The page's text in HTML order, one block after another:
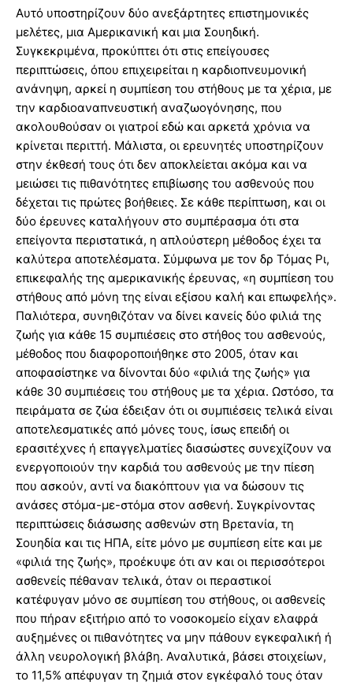
Αυτό υποστηρίζουν δύο ανεξάρτητες επιστημονικές
μελέτες, μια Αμερικανική και μια Σουηδική.
Συγκεκριμένα, προκύπτει ότι στις επείγουσες
περιπτώσεις, όπου επιχειρείται η καρδιοπνευμονική
ανάνηψη, αρκεί η συμπίεση του στήθους με τα χέρια, με
την καρδιοαναπνευστική αναζωογόνησης, που
ακολουθούσαν οι γιατροί εδώ και αρκετά χρόνια να
κρίνεται περιττή. Μάλιστα, οι ερευνητές υποστηρίζουν
στην έκθεσή τους ότι δεν αποκλείεται ακόμα και να
μειώσει τις πιθανότητες επιβίωσης του ασθενούς που
δέχεται τις πρώτες βοήθειες. Σε κάθε περίπτωση, και οι
δύο έρευνες καταλήγουν στο συμπέρασμα ότι στα
επείγοντα περιστατικά, η απλούστερη μέθοδος έχει τα
καλύτερα αποτελέσματα. Σύμφωνα με τον δρ Τόμας Ρι,
επικεφαλής της αμερικανικής έρευνας, «η συμπίεση του
στήθους από μόνη της είναι εξίσου καλή και επωφελής».
Παλιότερα, συνηθιζόταν να δίνει κανείς δύο φιλιά της
ζωής για κάθε 15 συμπιέσεις στο στήθος του ασθενούς,
μέθοδος που διαφοροποιήθηκε στο 2005, όταν και
αποφασίστηκε να δίνονται δύο «φιλιά της ζωής» για
κάθε 30 συμπιέσεις του στήθους με τα χέρια. Ωστόσο, τα
πειράματα σε ζώα έδειξαν ότι οι συμπιέσεις τελικά είναι
αποτελεσματικές από μόνες τους, ίσως επειδή οι
ερασιτέχνες ή επαγγελματίες διασώστες συνεχίζουν να
ενεργοποιούν την καρδιά του ασθενούς με την πίεση
που ασκούν, αντί να διακόπτουν για να δώσουν τις
ανάσες στόμα-με-στόμα στον ασθενή. Συγκρίνοντας
περιπτώσεις διάσωσης ασθενών στη Βρετανία, τη
Σουηδία και τις ΗΠΑ, είτε μόνο με συμπίεση είτε και με
«φιλιά της ζωής», προέκυψε ότι αν και οι περισσότεροι
ασθενείς πέθαναν τελικά, όταν οι περαστικοί
κατέφυγαν μόνο σε συμπίεση του στήθους, οι ασθενείς
που πήραν εξιτήριο από το νοσοκομείο είχαν ελαφρά
αυξημένες οι πιθανότητες να μην πάθουν εγκεφαλική ή
άλλη νευρολογική βλάβη. Αναλυτικά, βάσει στοιχείων,
το 11,5% απέφυγαν τη ζημιά στον εγκέφαλό τους όταν